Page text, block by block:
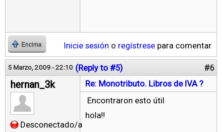
Encima Inicie sesión o regístrese para comentar
5 Marzo, 2009 - 22:10 (Reply to #5) #6
hernan_3k
Desconectado/a
Re: Monotributo. Libros de IVA ?
Encontraron esto útil
hola!!